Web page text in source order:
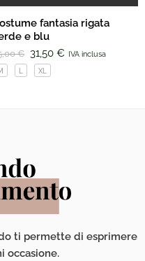
fantasia rigata
e blu
€ 31,50 € IVA inclusa
XL
ti permette di esprimere
occasione.